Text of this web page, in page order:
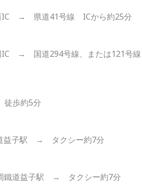
IC → 県道41号線 ICから約25分
IC → 国道294号線、または121号
歩約5分
益子駅 → タクシー約7分
道益子駅 → タクシー約7分